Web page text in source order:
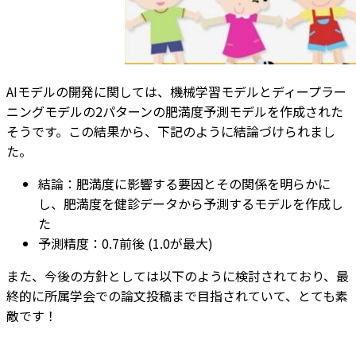
AIモデルの開発に関しては、機械学習モデルとディープラー
ニングモデルの2パターンの肥満度予測モデルを作成された
そうです。この結果から、下記のように結論づけられまし
た。
結論：肥満度に影響する要因とその関係を明らかに
し、肥満度を健診データから予測するモデルを作成し
た
予測精度：0.7前後 (1.0が最大)
また、今後の方針としては以下のように検討されており、最
終的に所属学会での論文投稿まで目指されていて、とても素
敵です！